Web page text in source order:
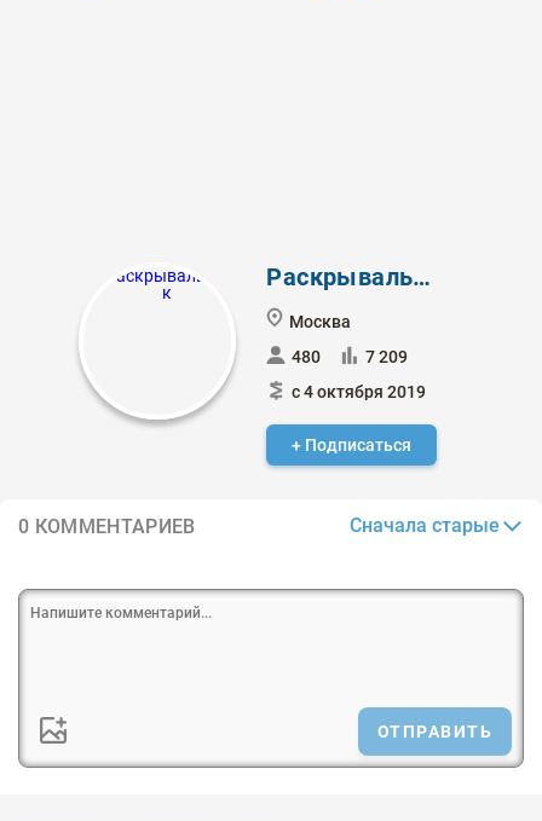
Раскрывальщик
Москва
480
7 209
с 4 октября 2019
+ Подписаться
0 КОММЕНТАРИЕВ Сначала старые
ОТПРАВИТЬ